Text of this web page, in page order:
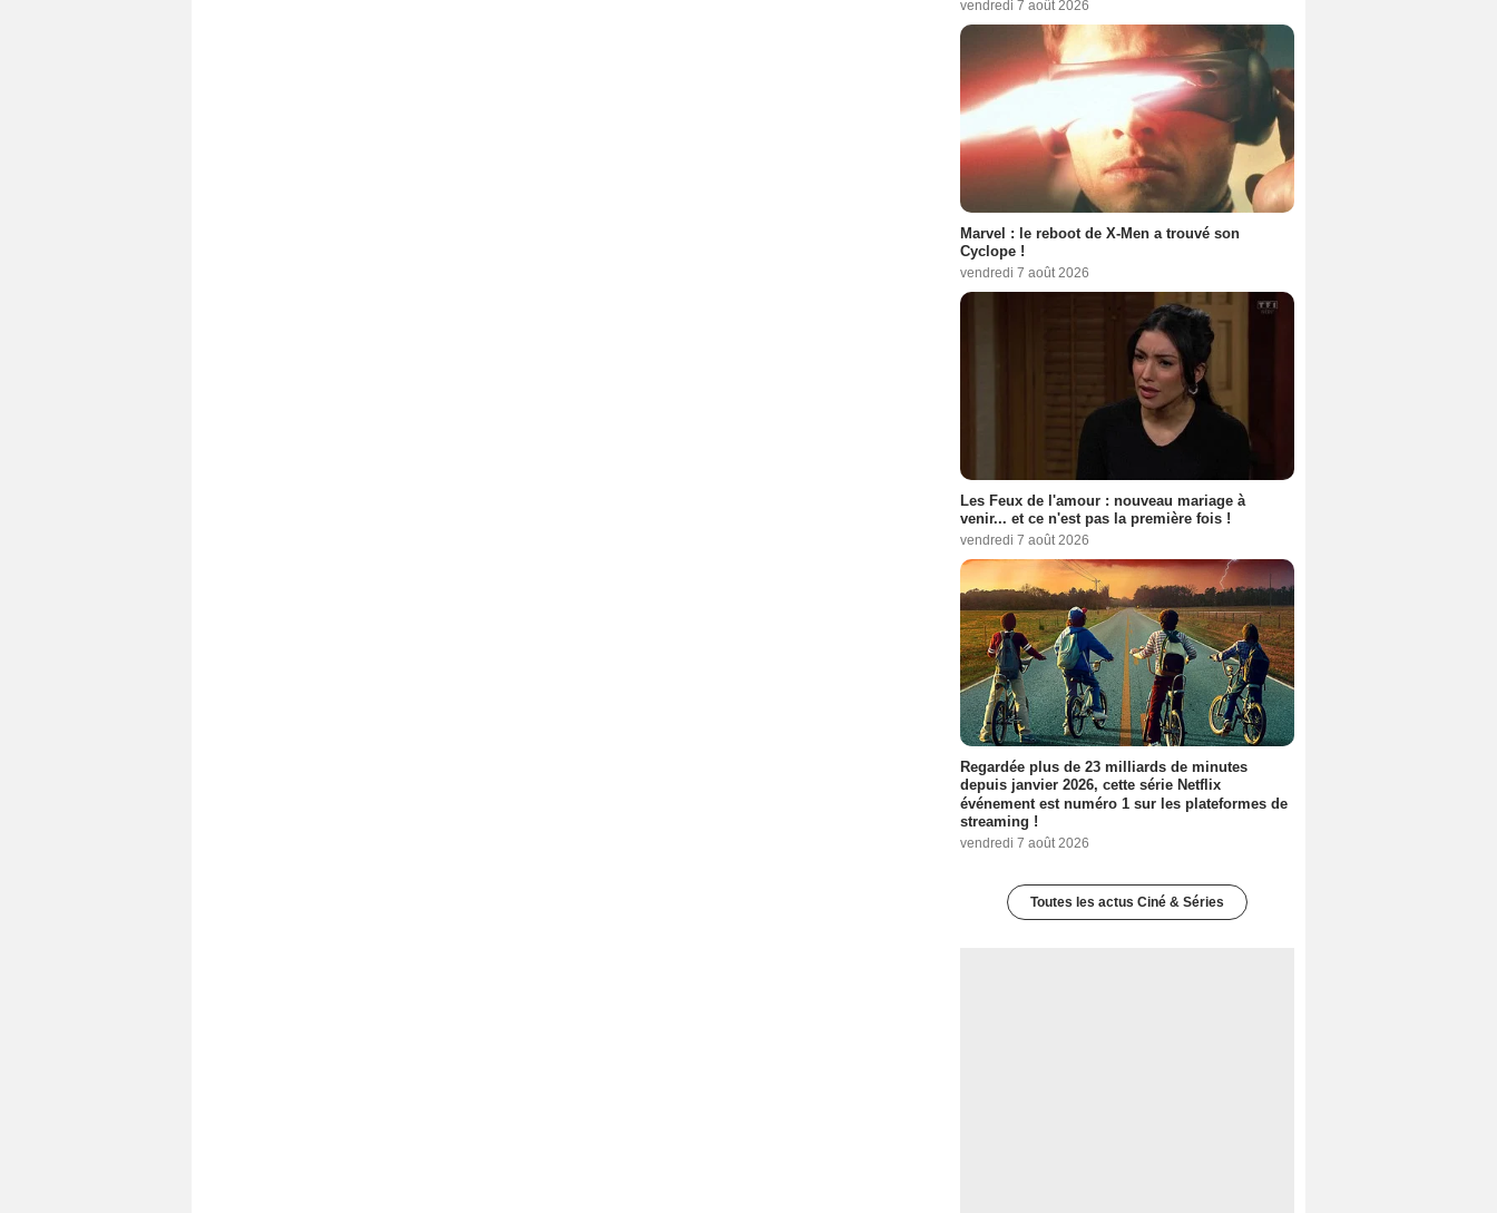
vendredi 7 août 2026
Marvel : le reboot de X-Men a trouvé son
Cyclope !
vendredi 7 août 2026
Les Feux de l'amour : nouveau mariage à
venir... et ce n'est pas la première fois !
vendredi 7 août 2026
Regardée plus de 23 milliards de minutes
depuis janvier 2026, cette série Netflix
événement est numéro 1 sur les plateformes de
streaming !
vendredi 7 août 2026
Toutes les actus Ciné & Séries